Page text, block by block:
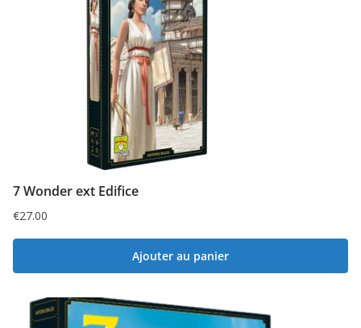
7 Wonder ext Edifice
€27.00
Ajouter au panier